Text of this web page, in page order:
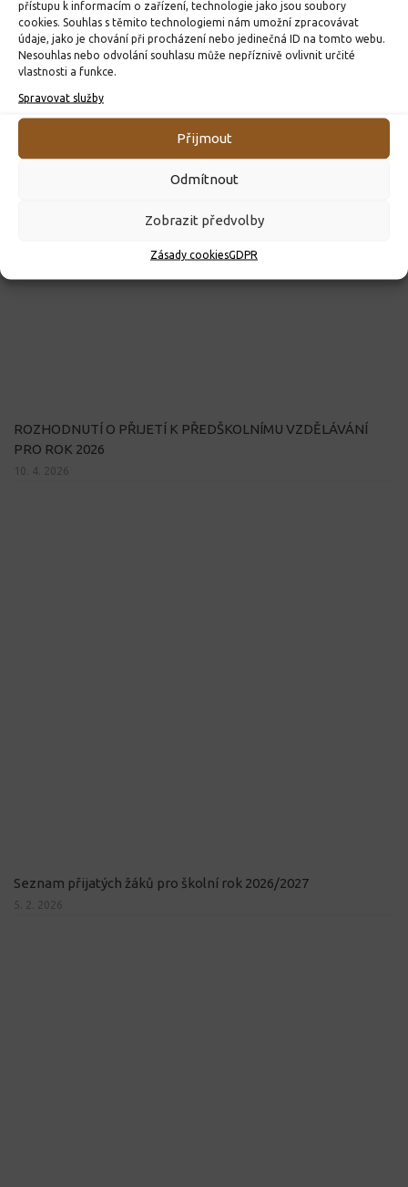
přístupu k informacím o zařízení, technologie jako jsou soubory
cookies. Souhlas s těmito technologiemi nám umožní zpracovávat
údaje, jako je chování při procházení nebo jedinečná ID na tomto webu.
Nesouhlas nebo odvolání souhlasu může nepříznivě ovlivnit určité
vlastnosti a funkce.
Spravovat služby
Přijmout
Odmítnout
Zobrazit předvolby
Zásady cookiesGDPR
23. 6. 2026
ROZHODNUTÍ O PŘIJETÍ K PŘEDŠKOLNÍMU VZDĚLÁVÁNÍ
PRO ROK 2026
10. 4. 2026
Seznam přijatých žáků pro školní rok 2026/2027
5. 2. 2026